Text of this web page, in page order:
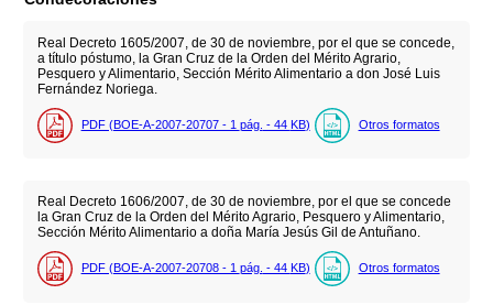
Real Decreto 1605/2007, de 30 de noviembre, por el que se concede,
a título póstumo, la Gran Cruz de la Orden del Mérito Agrario,
Pesquero y Alimentario, Sección Mérito Alimentario a don José Luis
Fernández Noriega.
PDF (BOE-A-2007-20707 - 1 pág. - 44 KB) Otros formatos
Real Decreto 1606/2007, de 30 de noviembre, por el que se concede
la Gran Cruz de la Orden del Mérito Agrario, Pesquero y Alimentario,
Sección Mérito Alimentario a doña María Jesús Gil de Antuñano.
PDF (BOE-A-2007-20708 - 1 pág. - 44 KB) Otros formatos